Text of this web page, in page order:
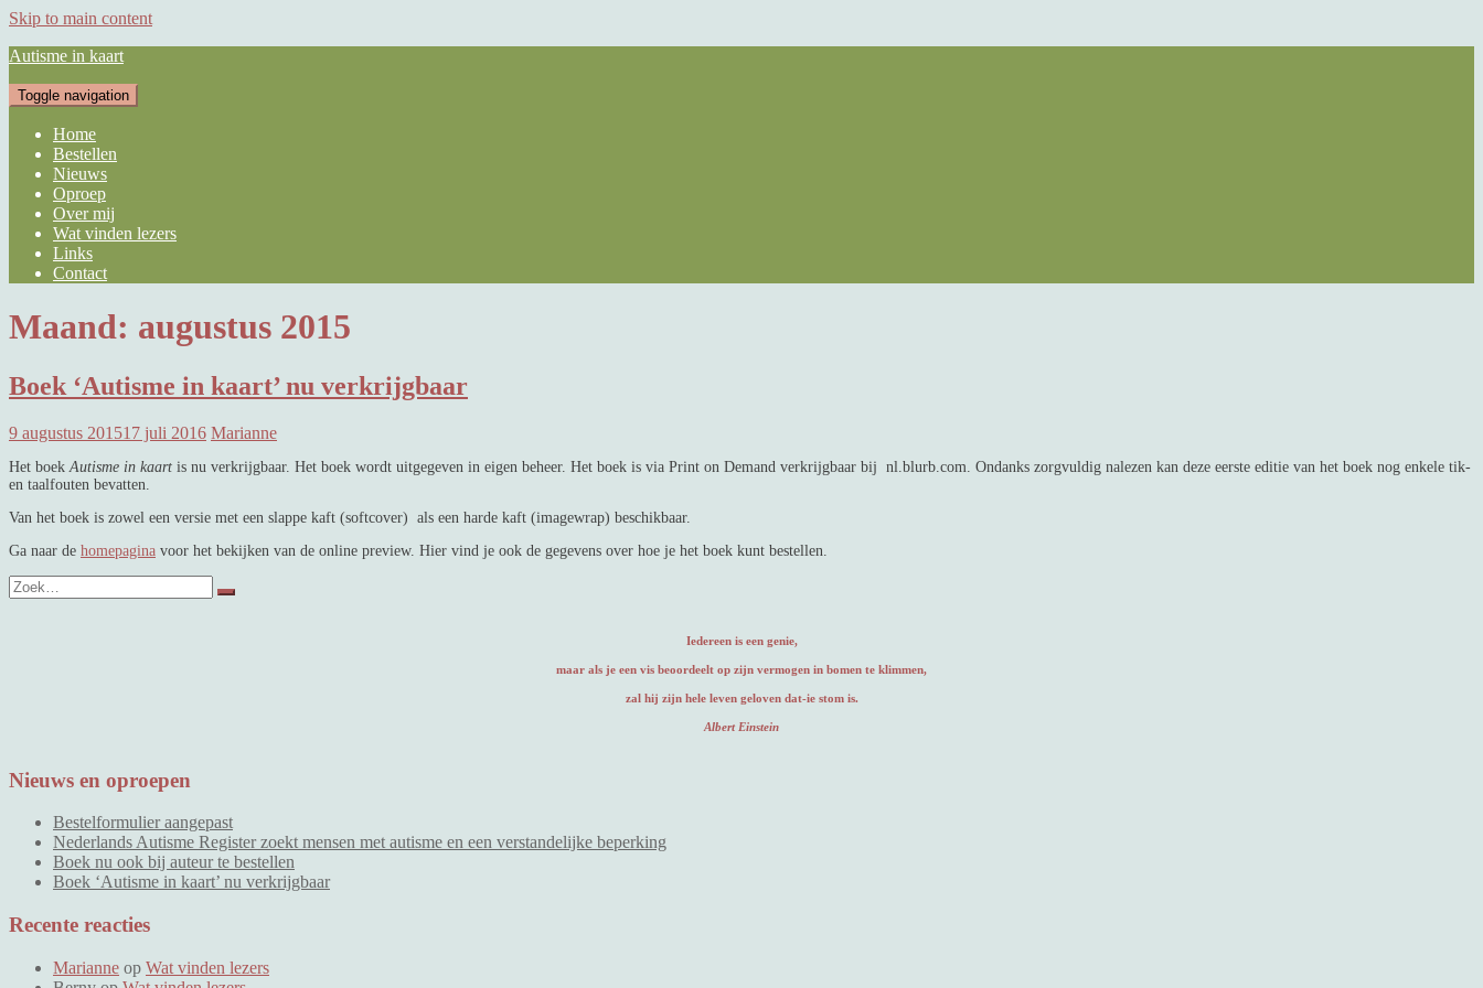
Skip to main content
Autisme in kaart
Toggle navigation
Home
Bestellen
Nieuws
Oproep
Over mij
Wat vinden lezers
Links
Contact
Maand: augustus 2015
Boek ‘Autisme in kaart’ nu verkrijgbaar
9 augustus 201517 juli 2016 Marianne
Het boek Autisme in kaart is nu verkrijgbaar. Het boek wordt uitgegeven in eigen beheer. Het boek is via Print on Demand verkrijgbaar bij nl.blurb.com. Ondanks zorgvuldig nalezen kan deze eerste editie van het boek nog enkele tik-
en taalfouten bevatten.
Van het boek is zowel een versie met een slappe kaft (softcover) als een harde kaft (imagewrap) beschikbaar.
Ga naar de homepagina voor het bekijken van de online preview. Hier vind je ook de gegevens over hoe je het boek kunt bestellen.
Zoek
naar:
Iedereen is een genie,
maar als je een vis beoordeelt op zijn vermogen in bomen te klimmen,
zal hij zijn hele leven geloven dat-ie stom is.
Albert Einstein
Nieuws en oproepen
Bestelformulier aangepast
Nederlands Autisme Register zoekt mensen met autisme en een verstandelijke beperking
Boek nu ook bij auteur te bestellen
Boek ‘Autisme in kaart’ nu verkrijgbaar
Recente reacties
Marianne op Wat vinden lezers